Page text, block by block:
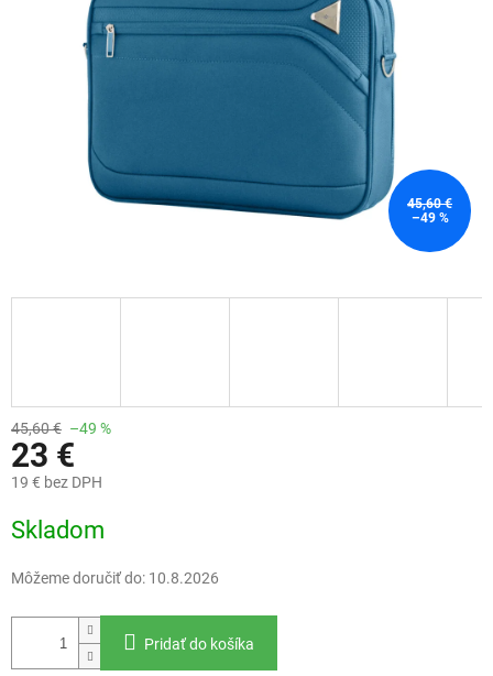
45,60 €
–49 %
45,60 € –49 %
23 €
19 € bez DPH
cena:
Skladom
Môžeme doručiť do: 10.8.2026
Pridať do košíka